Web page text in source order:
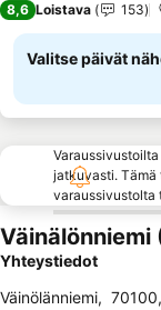
8,6 Loistava 153
Valitse päivät
jatkuvasti.
varaussivustolta
Väinälönniemi
Yhteystiedot
Väinölänniemi, 70100,